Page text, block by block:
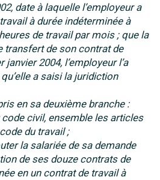
date à laquelle l’employeur a
à durée indéterminée à
de travail par mois ; que la
transfert de son contrat de
2004, l’employeur l’a
a saisi la juridiction
en sa deuxième branche :
civil, ensemble les articles
du travail ;
la salariée de sa demande
de ses douze contrats de
en un contrat de travail à